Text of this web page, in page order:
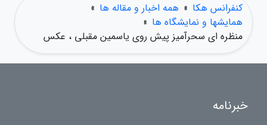
کنفرانس هکا » همه اخبار و مقاله ها »
همایشها و نمایشگاه ها »
منظره ای سحرآمیز پیش روی یاسمین مقبلی ، عکس
خبرنامه